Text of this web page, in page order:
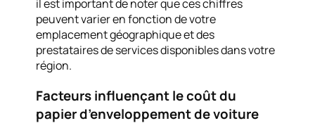
il est important de noter que ces chiffres
peuvent varier en fonction de votre
emplacement géographique et des
prestataires de services disponibles dans votre
région.
Facteurs influençant le coût du
papier d’enveloppement de voiture